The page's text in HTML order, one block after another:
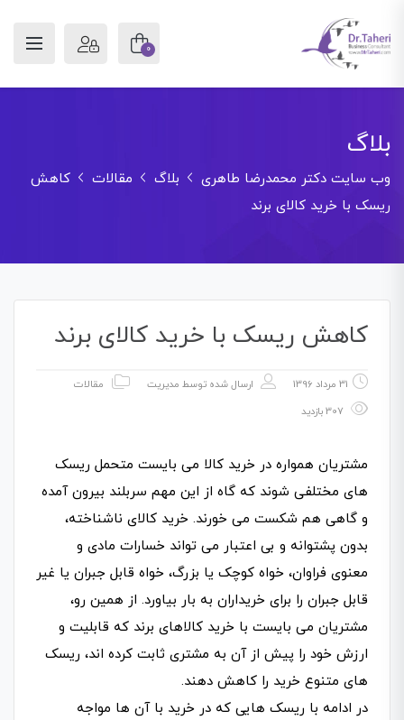
0
بلاگ
وب سایت دکتر محمدرضا طاهری بلاگ مقالات
کاهش
ریسک با خرید کالای برند
کاهش ریسک با خرید کالای برند
31 مرداد 1396 ارسال شده توسط مدیریت
مقالات
مشتریان همواره در خرید کالا می بایست متحمل ریسک
های مختلفی شوند که گاه از این مهم سربلند بیرون آمده
و گاهی هم شکست می خورند. خرید کالای ناشناخته،
بدون پشتوانه و بی اعتبار می تواند خسارات مادی و
معنوی فراوان، خواه کوچک یا بزرگ، خواه قابل جبران یا غیر
قابل جبران را برای خریداران به بار بیاورد. از همین رو،
مشتریان می بایست با خرید کالاهای برند که قابلیت و
ارزش خود را پیش از آن به مشتری ثابت کرده اند، ریسک
های متنوع خرید را کاهش دهند.
در ادامه با ریسک هایی که در خرید با آن ها مواجه